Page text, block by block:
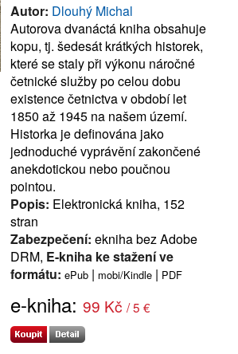
Autor: Dlouhý Michal
Autorova dvanáctá kniha obsahuje
kopu, tj. šedesát krátkých historek,
které se staly při výkonu náročné
četnické služby po celou dobu
existence četnictva v období let
1850 až 1945 na našem území.
Historka je definována jako
jednoduché vyprávění zakončené
anekdotickou nebo poučnou
pointou.
Popis: Elektronická kniha, 152
stran
Zabezpečení: ekniha bez Adobe
DRM, E-kniha ke stažení ve
formátu: ePub | mobi/Kindle | PDF
e-kniha: 99 Kč / 5 €